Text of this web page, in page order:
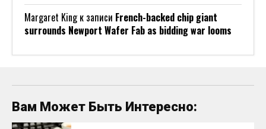
Margaret Kingк записи French-backed chip giant
surrounds Newport Wafer Fab as bidding war looms
Вам Может Быть Интересно: